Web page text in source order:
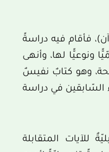
فأقام فيه دراسةً
ونوعيًّا لها، وأنهى
ويقع في خمس مجلّداتٍ، في أكثر من ألف (1000) صفحة، وهو كتابٌ نفيسٌ
السّابقين في دراسة
للآيات المتقابلة